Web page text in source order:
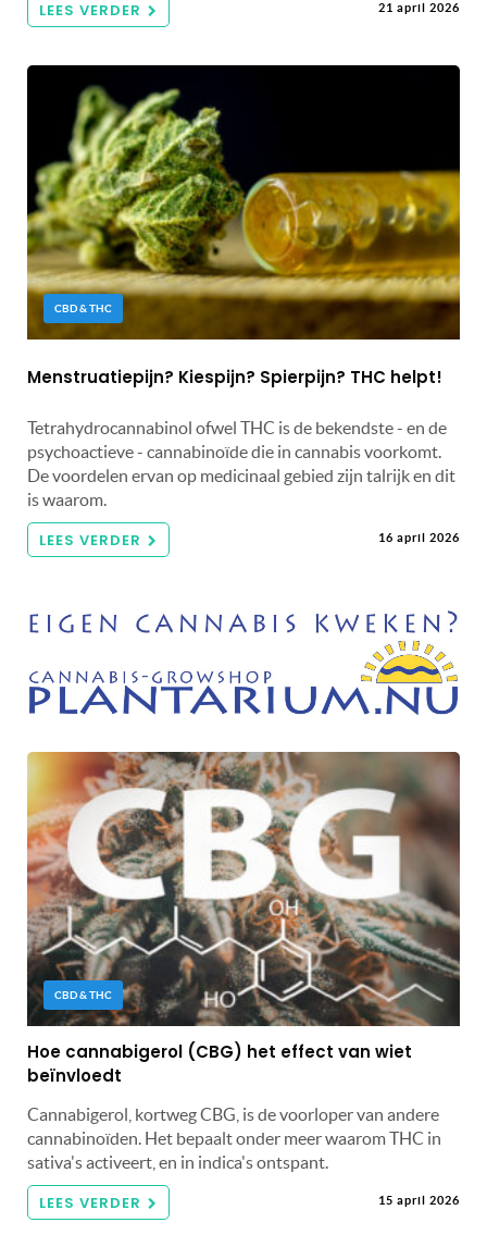
LEES VERDER 21 april 2026
CBD & THC
Menstruatiepijn? Kiespijn? Spierpijn? THC helpt!
Tetrahydrocannabinol ofwel THC is de bekendste - en de
psychoactieve - cannabinoïde die in cannabis voorkomt.
De voordelen ervan op medicinaal gebied zijn talrijk en dit
is waarom.
LEES VERDER 16 april 2026
CBD & THC
Hoe cannabigerol (CBG) het effect van wiet
beïnvloedt
Cannabigerol, kortweg CBG, is de voorloper van andere
cannabinoïden. Het bepaalt onder meer waarom THC in
sativa's activeert, en in indica's ontspant.
LEES VERDER 15 april 2026